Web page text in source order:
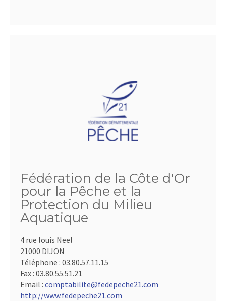
Fédération de la Côte d'Or
pour la Pêche et la
Protection du Milieu
Aquatique
4 rue louis Neel
21000 DIJON
Téléphone : 03.80.57.11.15
Fax : 03.80.55.51.21
Email : comptabilite@fedepeche21.com
http://www.fedepeche21.com